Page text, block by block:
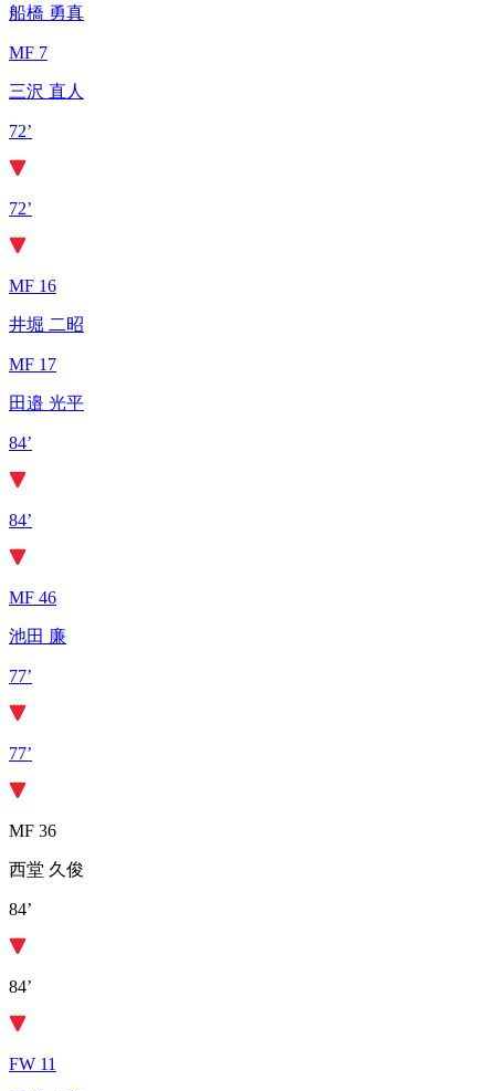
船橋 勇真
MF 7
三沢 直人
72’
72’
MF 16
井堀 二昭
MF 17
田邉 光平
84’
84’
MF 46
池田 廉
77’
77’
MF 36
西堂 久俊
84’
84’
FW 11